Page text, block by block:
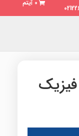
0 آیتم